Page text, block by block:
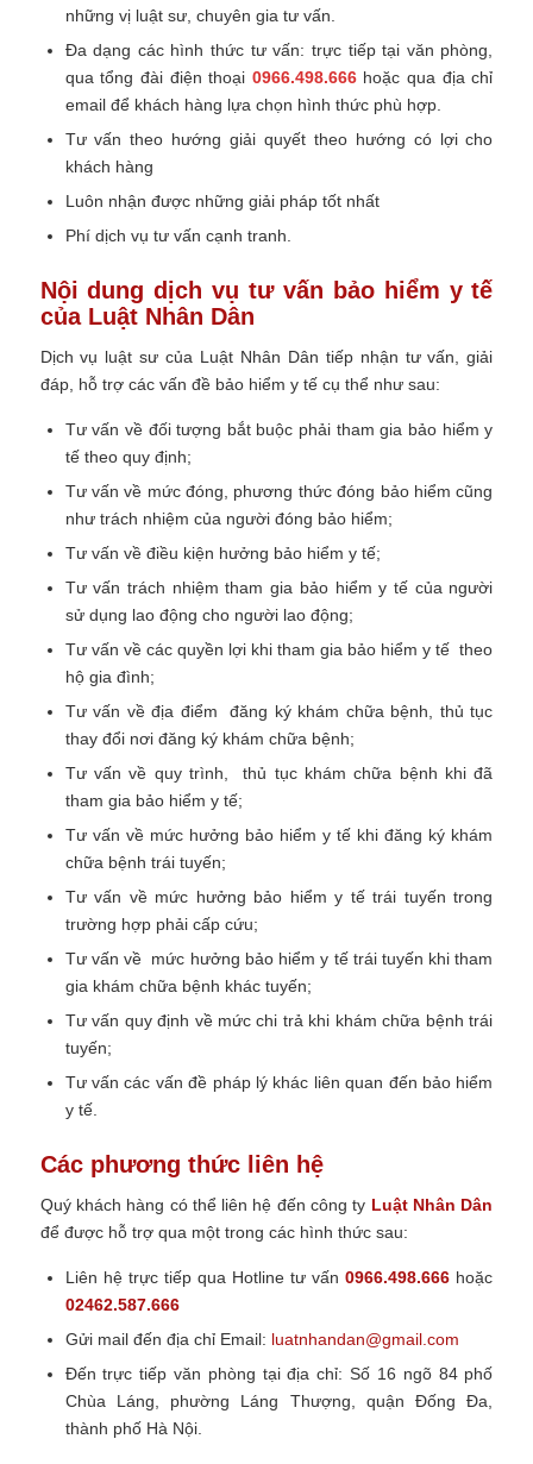
những vị luật sư, chuyên gia tư vấn.
Đa dạng các hình thức tư vấn: trực tiếp tại văn phòng,
qua tổng đài điện thoại 0966.498.666hoặc qua địa chỉ
email để khách hàng lựa chọn hình thức phù hợp.
Tư vấn theo hướng giải quyết theo hướng có lợi cho
khách hàng
Luôn nhận được những giải pháp tốt nhất
Phí dịch vụ tư vấn cạnh tranh.
Nội dung dịch vụ tư vấn bảo hiểm y tế
của Luật Nhân Dân
Dịch vụ luật sư của Luật Nhân Dân tiếp nhận tư vấn, giải
đáp, hỗ trợ các vấn đề bảo hiểm y tế cụ thể như sau:
Tư vấn về đối tượng bắt buộc phải tham gia bảo hiểm y
tế theo quy định;
Tư vấn về mức đóng, phương thức đóng bảo hiểm cũng
như trách nhiệm của người đóng bảo hiểm;
Tư vấn về điều kiện hưởng bảo hiểm y tế;
Tư vấn trách nhiệm tham gia bảo hiểm y tế của người
sử dụng lao động cho người lao động;
Tư vấn về các quyền lợi khi tham gia bảo hiểm y tế theo
hộ gia đình;
Tư vấn về địa điểm đăng ký khám chữa bệnh, thủ tục
thay đổi nơi đăng ký khám chữa bệnh;
Tư vấn về quy trình, thủ tục khám chữa bệnh khi đã
tham gia bảo hiểm y tế;
Tư vấn về mức hưởng bảo hiểm y tế khi đăng ký khám
chữa bệnh trái tuyến;
Tư vấn về mức hưởng bảo hiểm y tế trái tuyến trong
trường hợp phải cấp cứu;
Tư vấn về mức hưởng bảo hiểm y tế trái tuyến khi tham
gia khám chữa bệnh khác tuyến;
Tư vấn quy định về mức chi trả khi khám chữa bệnh trái
tuyến;
Tư vấn các vấn đề pháp lý khác liên quan đến bảo hiểm
y tế.
Các phương thức liên hệ
Quý khách hàng có thể liên hệ đến công ty Luật Nhân Dân
để được hỗ trợ qua một trong các hình thức sau:
Liên hệ trực tiếp qua Hotline tư vấn0966.498.666 hoặc
02462.587.666
Gửi mail đến địa chỉ Email: luatnhandan@gmail.com
Đến trực tiếp văn phòng tại địa chỉ:Số 16 ngõ 84 phố
Chùa Láng, phường Láng Thượng, quận Đống Đa,
thành phố Hà Nội.